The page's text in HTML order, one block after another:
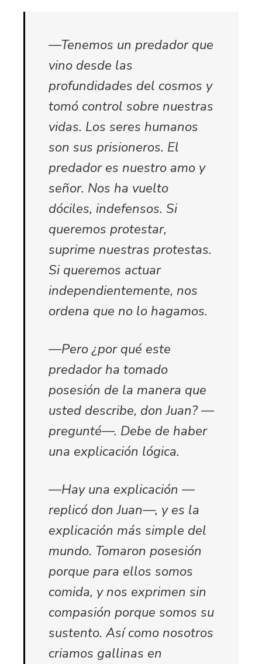
—Tenemos un predador que
vino desde las
profundidades del cosmos y
tomó control sobre nuestras
vidas. Los seres humanos
son sus prisioneros. El
predador es nuestro amo y
señor. Nos ha vuelto
dóciles, indefensos. Si
queremos protestar,
suprime nuestras protestas.
Si queremos actuar
independientemente, nos
ordena que no lo hagamos.
—Pero ¿por qué este
predador ha tomado
posesión de la manera que
usted describe, don Juan? —
pregunté—. Debe de haber
una explicación lógica.
—Hay una explicación —
replicó don Juan—, y es la
explicación más simple del
mundo. Tomaron posesión
porque para ellos somos
comida, y nos exprimen sin
compasión porque somos su
sustento. Así como nosotros
criamos gallinas en